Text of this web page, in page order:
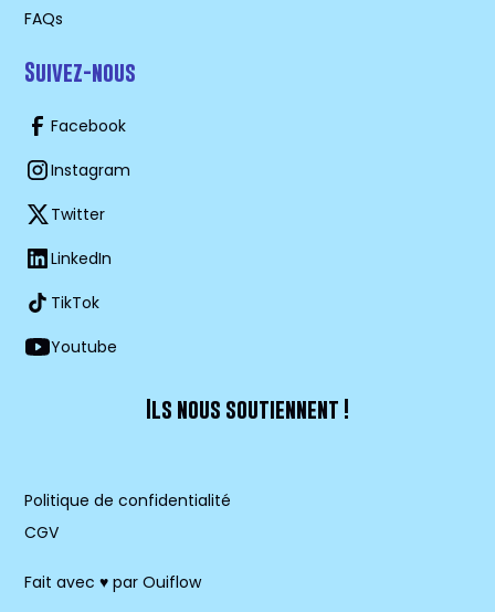
FAQs
Suivez-nous
Facebook
Instagram
Twitter
LinkedIn
TikTok
Youtube
Ils nous soutiennent !
Fait avec ♥ par Ouiflow
Politique de confidentialité
CGV